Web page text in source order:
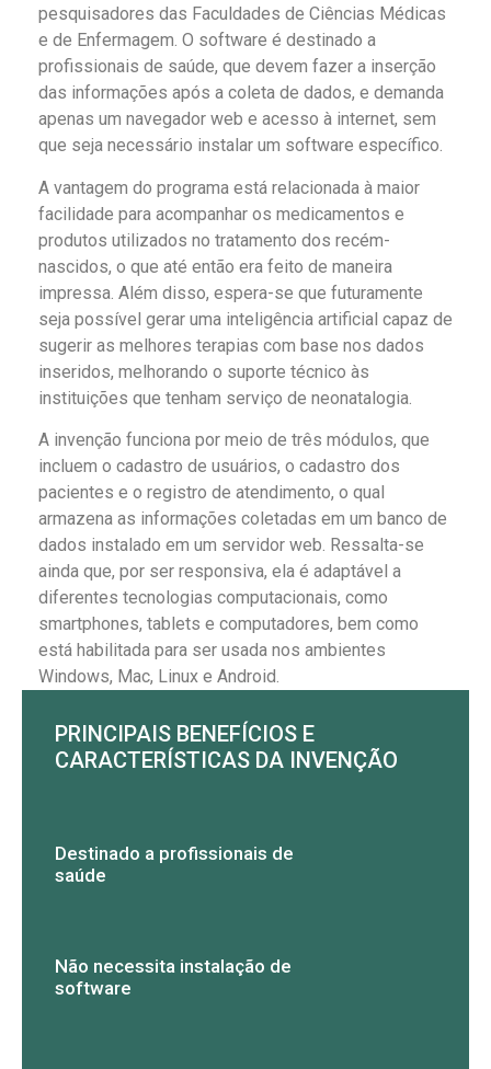
pesquisadores das Faculdades de Ciências Médicas
e de Enfermagem. O software é destinado a
profissionais de saúde, que devem fazer a inserção
das informações após a coleta de dados, e demanda
apenas um navegador web e acesso à internet, sem
que seja necessário instalar um software específico.
A vantagem do programa está relacionada à maior
facilidade para acompanhar os medicamentos e
produtos utilizados no tratamento dos recém-
nascidos, o que até então era feito de maneira
impressa. Além disso, espera-se que futuramente
seja possível gerar uma inteligência artificial capaz de
sugerir as melhores terapias com base nos dados
inseridos, melhorando o suporte técnico às
instituições que tenham serviço de neonatalogia.
A invenção funciona por meio de três módulos, que
incluem o cadastro de usuários, o cadastro dos
pacientes e o registro de atendimento, o qual
armazena as informações coletadas em um banco de
dados instalado em um servidor web. Ressalta-se
ainda que, por ser responsiva, ela é adaptável a
diferentes tecnologias computacionais, como
smartphones, tablets e computadores, bem como
está habilitada para ser usada nos ambientes
Windows, Mac, Linux e Android.
PRINCIPAIS BENEFÍCIOS E
CARACTERÍSTICAS DA INVENÇÃO
Destinado a profissionais de
saúde
Não necessita instalação de
software